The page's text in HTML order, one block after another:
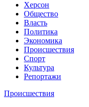
Херсон
Общество
Власть
Политика
Экономика
Происшествия
Спорт
Культура
Репортажи
Происшествия